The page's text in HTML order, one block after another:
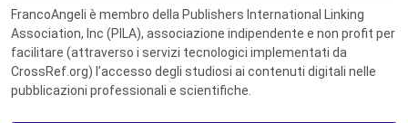
FrancoAngeli è membro della Publishers International Linking
Association, Inc (PILA), associazione indipendente e non profit per
facilitare (attraverso i servizi tecnologici implementati da
CrossRef.org) l’accesso degli studiosi ai contenuti digitali nelle
pubblicazioni professionali e scientifiche.